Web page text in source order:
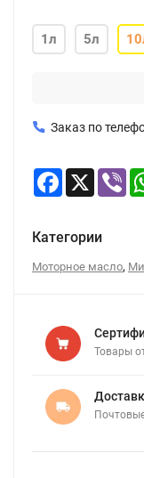
1л 5л
Заказ по
Facebook
X
Категории
Моторное масло,
Товары